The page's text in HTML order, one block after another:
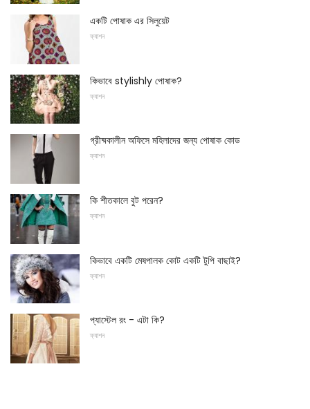
একটি পোষাক এর সিলুয়েট
ফ্যাশন
কিভাবে stylishly পোষাক?
ফ্যাশন
গ্রীষ্মকালীন অফিসে মহিলাদের জন্য পোষাক কোড
ফ্যাশন
কি শীতকালে বুট পরেন?
ফ্যাশন
কিভাবে একটি মেষপালক কোট একটি টুপি বাছাই?
ফ্যাশন
প্যাস্টেল রং - এটা কি?
ফ্যাশন